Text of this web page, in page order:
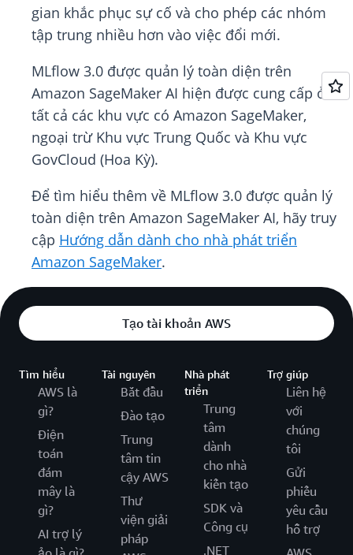
gian khắc phục sự cố và cho phép các nhóm
tập trung nhiều hơn vào việc đổi mới.
MLflow 3.0 được quản lý toàn diện trên
Amazon SageMaker AI hiện được cung cấp ở
tất cả các khu vực có Amazon SageMaker,
ngoại trừ Khu vực Trung Quốc và Khu vực
GovCloud (Hoa Kỳ).
Để tìm hiểu thêm về MLflow 3.0 được quản lý
toàn diện trên Amazon SageMaker AI, hãy truy
cập Hướng dẫn dành cho nhà phát triển
Amazon SageMaker.
Tạo tài khoản AWS
Tìm hiểu
AWS là
gì?
Điện
toán
đám
mây là
gì?
AI trợ lý
Tài nguyên
Bắt đầu
Đào tạo
Trung
tâm tin
cậy AWS
Thư
viện giải
pháp
Nhà phát
triển
Trung
tâm
dành
cho nhà
kiến tạo
SDK và
Công cụ
.NET
Trợ giúp
Liên hệ
với
chúng
tôi
Gửi
phiếu
yêu cầu
hỗ trợ